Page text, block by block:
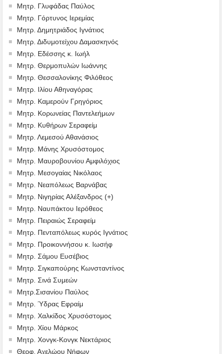
Μητρ. Γλυφάδας Παύλος
Μητρ. Γόρτυνος Ιερεμίας
Μητρ. Δημητριάδος Ιγνάτιος
Μητρ. Διδυμοτείχου Δαμασκηνός
Μητρ. Εδέσσης κ. Ιωήλ
Μητρ. Θερμοπυλών Ιωάννης
Μητρ. Θεσσαλονίκης Φιλόθεος
Μητρ. Ιλίου Αθηναγόρας
Μητρ. Καμερούν Γρηγόριος
Μητρ. Κορωνείας Παντελεήμων
Μητρ. Κυθήρων Σεραφείμ
Μητρ. Λεμεσού Αθανάσιος
Μητρ. Μάνης Χρυσόστομος
Μητρ. Μαυροβουνίου Αμφιλόχιος
Μητρ. Μεσογαίας Νικόλαος
Μητρ. Νεαπόλεως Βαρνάβας
Μητρ. Νιγηρίας Αλέξανδρος (+)
Μητρ. Ναυπάκτου Ιερόθεος
Μητρ. Πειραιώς Σεραφείμ
Μητρ. Πενταπόλεως κυρός Ιγνάτιος
Μητρ. Προικοννήσου κ. Ιωσήφ
Μητρ. Σάμου Ευσέβιος
Μητρ. Σιγκαπούρης Κωνσταντίνος
Μητρ. Σινά Συμεών
Μητρ.Σισανίου Παύλος
Μητρ. Ύδρας Εφραίμ
Μητρ. Χαλκίδος Χρυσόστομος
Μητρ. Χίου Μάρκος
Μητρ. Χονγκ-Κονγκ Νεκτάριος
Θεοφ. Αχελώου Νήφων